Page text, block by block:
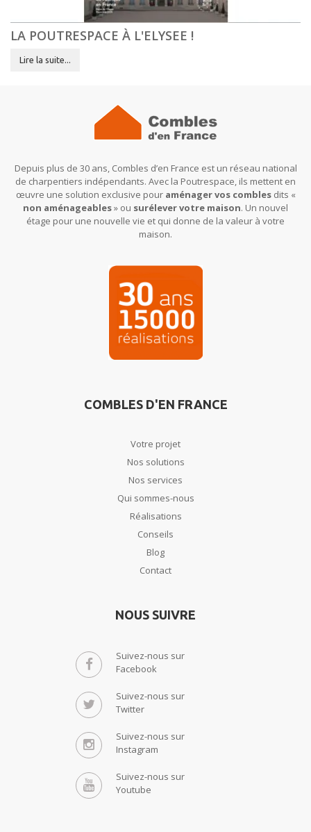
LA POUTRESPACE À L'ELYSEE !
Lire la suite...
Depuis plus de 30 ans, Combles d’en France est un réseau national
de charpentiers indépendants. Avec la Poutrespace, ils mettent en
œuvre une solution exclusive pour aménager vos comblesdits «
non aménageables» ou surélever votre maison. Un nouvel
étage pour une nouvelle vie et qui donne de la valeur à votre
maison.
COMBLES D'EN FRANCE
Votre projet
Nos solutions
Nos services
Qui sommes-nous
Réalisations
Conseils
Blog
Contact
NOUS SUIVRE
Suivez-nous sur
Facebook
Suivez-nous sur
Twitter
Suivez-nous sur
Instagram
Suivez-nous sur
Youtube